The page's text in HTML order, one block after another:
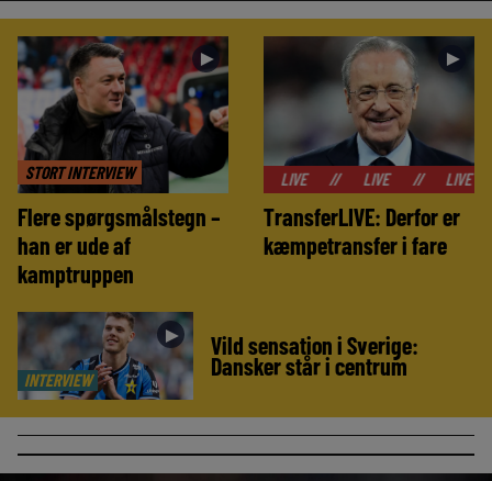
STORT INTERVIEW
►
Flere spørgsmålstegn –
han er ude af
kamptruppen
►
// LIVE LIVE LIVE LIVE
TransferLIVE: Derfor er
kæmpetransfer i fare
INTERVIEW
► Vild sensation i Sverige:
Dansker står i centrum